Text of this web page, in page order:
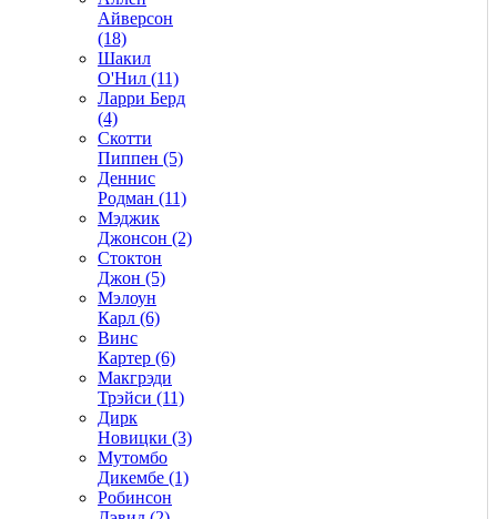
Айверсон
(18)
Шакил
О'Нил (11)
Ларри Берд
(4)
Скотти
Пиппен (5)
Деннис
Родман (11)
Мэджик
Джонсон (2)
Стоктон
Джон (5)
Мэлоун
Карл (6)
Винс
Картер (6)
Макгрэди
Трэйси (11)
Дирк
Новицки (3)
Мутомбо
Дикембе (1)
Робинсон